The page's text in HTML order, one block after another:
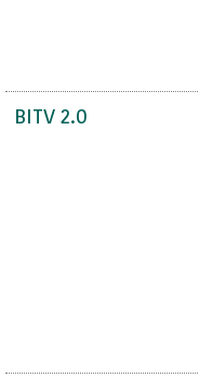
BITV 2.0